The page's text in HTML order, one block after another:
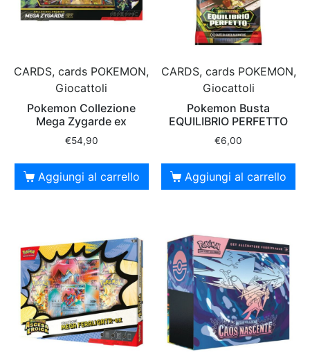
CARDS, cards POKEMON,
Giocattoli
Pokemon Collezione
Mega Zygarde ex
€54,90
Aggiungi al carrello
CARDS, cards POKEMON,
Giocattoli
Pokemon Busta
EQUILIBRIO PERFETTO
€6,00
Aggiungi al carrello